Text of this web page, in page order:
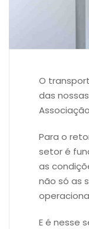
O
das
Para o
setor é
as
não só as
E é nesse